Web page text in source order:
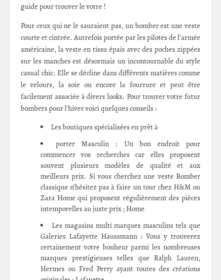
guide pour trouver le votre !
Pour ceux qui ne le sauraient pas, un bomber est une veste
courte et cintrée. Autrefois portée par les pilotes de l'armée
américaine, la veste en tissu épais avec des poches zippées
sur les manches est désormais un incontournable du style
casual chic. Elle se décline dans différents matières comme
le velours, la soie ou encore la fourrure et peut être
facilement associée à divers looks. Pour trouver votre futur
bombers pour l'hiver voici quelques conseils :
Les boutiques spécialisées en prêt à
porter Masculin : Un bon endroit pour
commencer vos recherches car elles proposent
souvent plusieurs modèles de qualité et aux
meilleurs prix. Si vous cherchez une veste Bomber
classique n’hésitez pas à faire un tour chez H&M ou
Zara Home qui proposent régulièrement des pièces
intemporelles au juste prix ; Home
Les magasins multi marques masculins tels que
Galeries Lafayette Haussmann : Vous y trouverez
certainement votre bonheur parmi les nombreuses
marques prestigieuses telles que Ralph Lauren,
Hermes ou Fred Perry ayant toutes des créations